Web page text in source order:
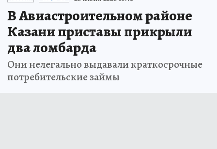
В Авиастроительном районе
Казани приставы прикрыли
два ломбарда
Они нелегально выдавали краткосрочные
потребительские займы